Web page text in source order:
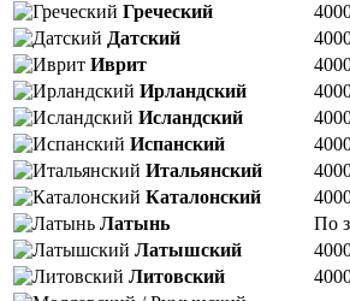
Греческий
Датский
Иврит
Ирландский
Исландский
Испанский
Итальянский
Каталонский
Латынь
По
Латышский
Литовский